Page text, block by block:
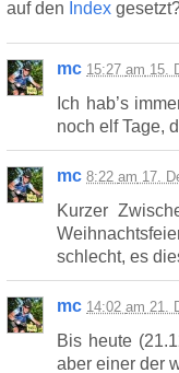
auf den Index
mc 15:27 am 15.
Ich hab’s
noch elf Tage,
mc 8:22 am 17.
Kurzer
schlecht, es
mc 14:02 am 21.
Bis heute
aber einer der